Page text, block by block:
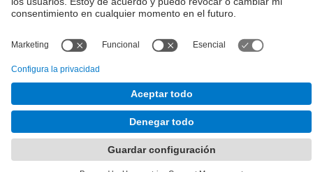
Desarrollado con
Aviso legal
Configuración de privacidad